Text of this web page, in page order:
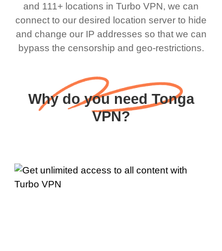
and 111+ locations in Turbo VPN, we can
connect to our desired location server to hide
and change our IP addresses so that we can
bypass the censorship and geo-restrictions.
Why do you need Tonga
VPN?